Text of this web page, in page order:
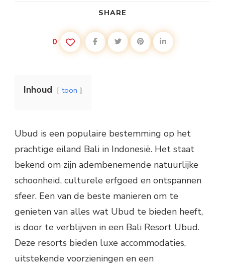
SHARE
0
Inhoud toon
Ubud is een populaire bestemming op het
prachtige eiland Bali in Indonesië. Het staat
bekend om zijn adembenemende natuurlijke
schoonheid, culturele erfgoed en ontspannen
sfeer. Een van de beste manieren om te
genieten van alles wat Ubud te bieden heeft,
is door te verblijven in een Bali Resort Ubud.
Deze resorts bieden luxe accommodaties,
uitstekende voorzieningen en een